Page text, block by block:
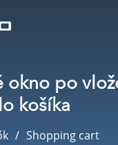
okno po
košíka
Shopping cart